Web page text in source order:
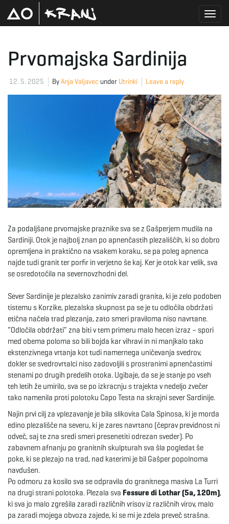
g
g
l
n
a
v
i
a
Prvomajska Sardinija
12. 5. 2025 ByAnja Valjavec under Utrinki Leave a reply
Za podaljšane prvomajske praznike sva se z Gašperjem mudila na
Sardiniji. Otok je najbolj znan po apnenčastih plezališčih, ki so dobro
opremljena in praktično na vsakem koraku, se pa poleg apnenca
najde tudi granit ter porfir in verjetno še kaj. Ker je otok kar velik, sva
se osredotočila na severnovzhodni del.
Sever Sardinije je plezalsko zanimiv zaradi granita, ki je zelo podoben
tistemu s Korzike, plezalska skupnost pa se je tu odločila obdržati
etična načela trad plezanja, zato smeri praviloma niso navrtane.
“Odločila obdržati” zna biti v tem primeru malo hecen izraz – spori
med obema poloma so bili bojda kar vihravi in ni manjkalo tako
ekstenzivnega vrtanja kot tudi namernega uničevanja svedrov,
dokler se svedrovrtalci niso zadovoljili s prostranimi apnenčastimi
stenami po drugih predelih otoka. Ugibaje, da se je stanje po vseh
teh letih že umirilo, sva se po izkracnju s trajekta v nedeljo zvečer
tako namenila proti polotoku Capo Testa na skrajni sever Sardinije.
Najin prvi cilj za vplezavanje je bila slikovita Cala Spinosa, ki je morda
edino plezališče na severu, ki je zares navrtano (čeprav previdnost ni
odveč, saj te zna sredi smeri presenetiti odrezan sveder). Po
zabavnem afnanju po granitnih skulpturah sva šla pogledat še
poke, ki se plezajo na trad, nad katerimi je bil Gašper popolnoma
navdušen.
Po odmoru za kosilo sva se odpravila do granitnega masiva La Turri
na drugi strani polotoka. Plezala sva Fessure di Lothar (5a, 120m),
ki sva jo malo zgrešila zaradi različnih vrisov iz različnih virov, malo
pa zaradi mojega obvoza zajede, ki se mi je zdela preveč strašna.